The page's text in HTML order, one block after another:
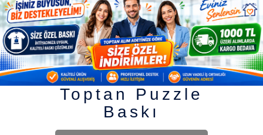
Toptan Puzzle
Baskı